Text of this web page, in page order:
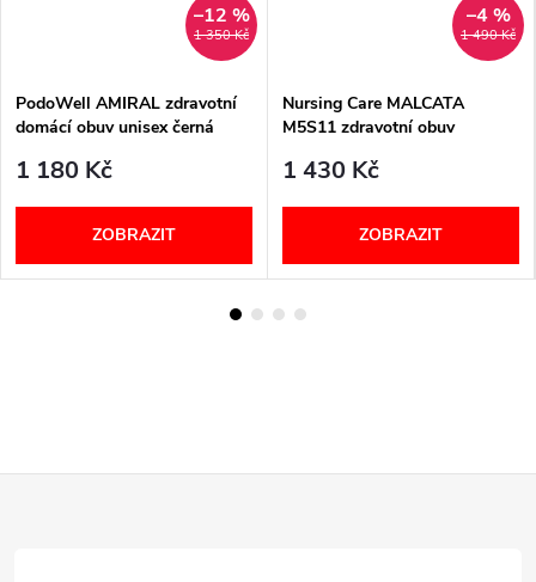
1 350 Kč
–12 %
PodoWell AMIRAL zdravotní
domácí obuv unisex černá
1 180 Kč
ZOBRAZIT
1 490 Kč
–4 %
Nursing Care MALCATA
M5S11 zdravotní obuv
1 430 Kč
ZOBRAZIT